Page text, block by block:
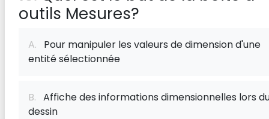
outils Mesures?
A. Pour manipuler les valeurs de dimension d'une
entité sélectionnée
B. Affiche des informations dimensionnelles lors
dessin